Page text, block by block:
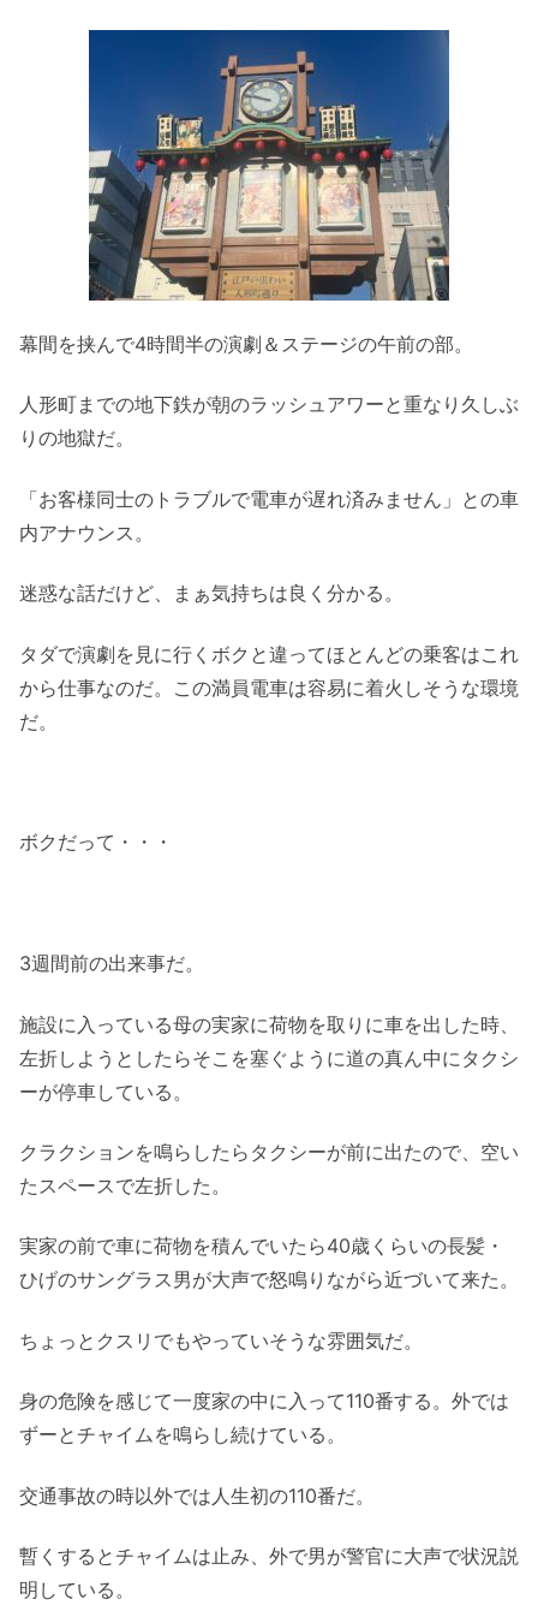
幕間を挟んで4時間半の演劇＆ステージの午前の部。
人形町までの地下鉄が朝のラッシュアワーと重なり久しぶ
りの地獄だ。
「お客様同士のトラブルで電車が遅れ済みません」との車
内アナウンス。
迷惑な話だけど、まぁ気持ちは良く分かる。
タダで演劇を見に行くボクと違ってほとんどの乗客はこれ
から仕事なのだ。この満員電車は容易に着火しそうな環境
だ。
ボクだって・・・
3週間前の出来事だ。
施設に入っている母の実家に荷物を取りに車を出した時、
左折しようとしたらそこを塞ぐように道の真ん中にタクシ
ーが停車している。
クラクションを鳴らしたらタクシーが前に出たので、空い
たスペースで左折した。
実家の前で車に荷物を積んでいたら40歳くらいの長髪・
ひげのサングラス男が大声で怒鳴りながら近づいて来た。
ちょっとクスリでもやっていそうな雰囲気だ。
身の危険を感じて一度家の中に入って110番する。外では
ずーとチャイムを鳴らし続けている。
交通事故の時以外では人生初の110番だ。
暫くするとチャイムは止み、外で男が警官に大声で状況説
明している。